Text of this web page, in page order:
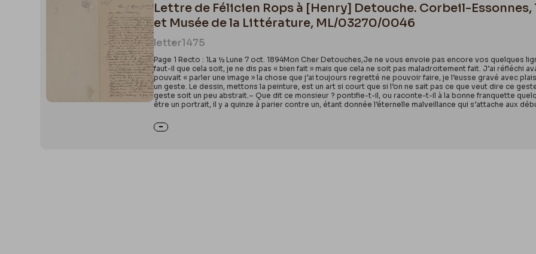
Lettre de Félicien Rops à [Henry] Detouche. Corbeil-
et Musée de la Littérature, ML/03270/0046
letter1475
Page 1 Recto : 1La ½ Lune 7 oct. 1894Mon Cher Detouches,Je ne vous envoie pas encore vos quelques
faut-il que cela soit, je ne dis pas « bien fait » mais que cela ne soit pas maladroitement fait. J’ai réfléchi
pouvait « parler une image » la chose que j’ai toujours regretté ne pouvoir faire, je l’eusse gravé avec
un geste. Le dessin, mettons la peinture, est un art si court que si l’on ne sait pas ce que veut dire ce
geste soit un peu abstrait.– Que dit ce monsieur ? pontifie-t-il, ou raconte-t-il à la bonne franquette
être un portrait, il y a quinze à parier contre un, étant donnée l’éternelle malveillance qui s’attache aux